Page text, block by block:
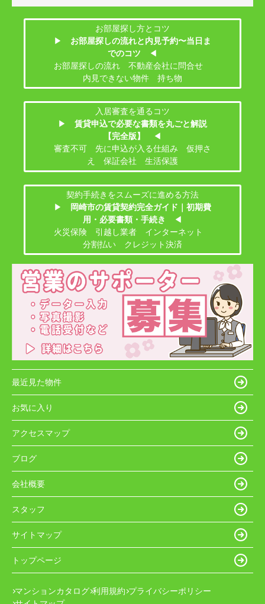
お部屋探し方とコツ
▶
お部屋探しの流れと内見予約〜当日ま
でのコツ
◀
お部屋探しの流れ 不動産会社に問合せ
内見できない物件 持ち物
入居審査を通るコツ
▶
賃貸申込で必要な書類を丸ごと解説
【完全版】
◀
審査不可 先に申込が入る仕組み 仮押さ
え 保証会社 生活保護
契約手続きをスムーズに進める方法
▶
岡崎市の賃貸契約完全ガイド｜初期費
用・必要書類・手続き
◀
火災保険 引越し業者 インターネット
分割払い クレジット決済
最近見た物件
お気に入り
アクセスマップ
ブログ
会社概要
スタッフ
サイトマップ
トップページ
マンションカタログ 利用規約 プライバシーポリシー